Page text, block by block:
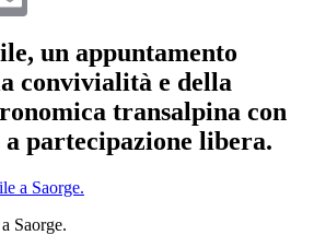
un appuntamento
convivialità e della
transalpina con
partecipazione libera.
Saorge.